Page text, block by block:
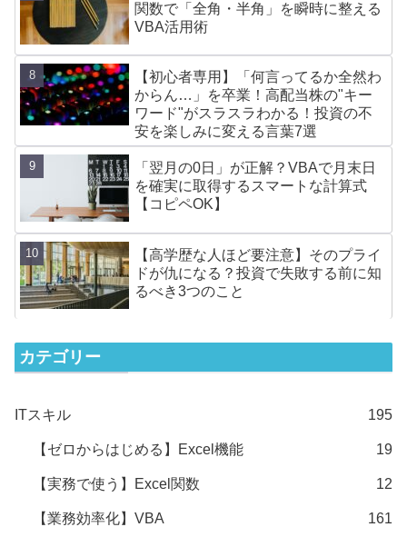
関数で「全角・半角」を瞬時に整える
VBA活用術
【初心者専用】「何言ってるか全然わ
からん…」を卒業！高配当株の"キー
ワード"がスラスラわかる！投資の不
安を楽しみに変える言葉7選
「翌月の0日」が正解？VBAで月末日
を確実に取得するスマートな計算式
【コピペOK】
【高学歴な人ほど要注意】そのプライ
ドが仇になる？投資で失敗する前に知
るべき3つのこと
カテゴリー
ITスキル 195
【ゼロからはじめる】Excel機能 19
【実務で使う】Excel関数 12
【業務効率化】VBA 161